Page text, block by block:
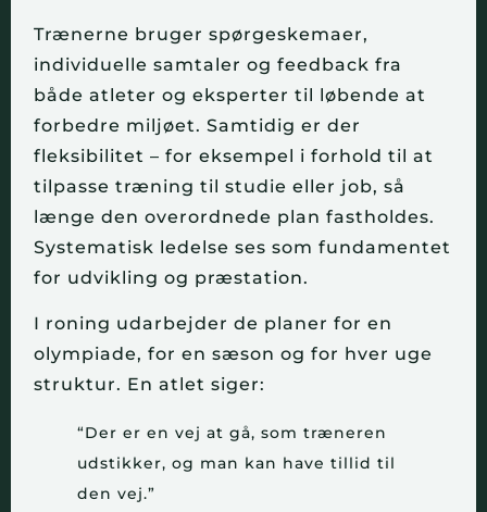
Trænerne bruger spørgeskemaer,
individuelle samtaler og feedback fra
både atleter og eksperter til løbende at
forbedre miljøet. Samtidig er der
fleksibilitet – for eksempel i forhold til at
tilpasse træning til studie eller job, så
længe den overordnede plan fastholdes.
Systematisk ledelse ses som fundamentet
for udvikling og præstation.
I roning udarbejder de planer for en
olympiade, for en sæson og for hver uge
struktur. En atlet siger:
“Der er en vej at gå, som træneren
udstikker, og man kan have tillid til
den vej.”